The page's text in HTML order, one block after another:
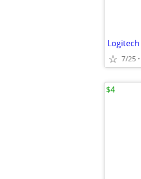
7/25
$4